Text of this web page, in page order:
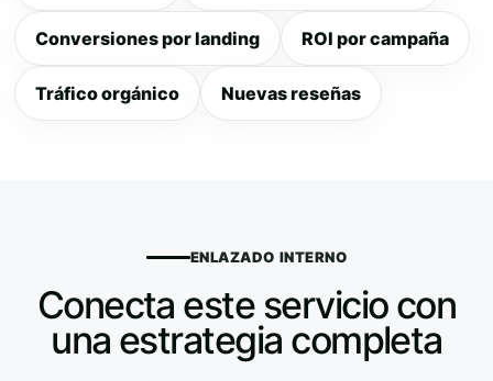
Conversiones por landing ROI por campaña
Tráfico orgánico Nuevas reseñas
ENLAZADO INTERNO
Conecta este servicio con
una estrategia completa